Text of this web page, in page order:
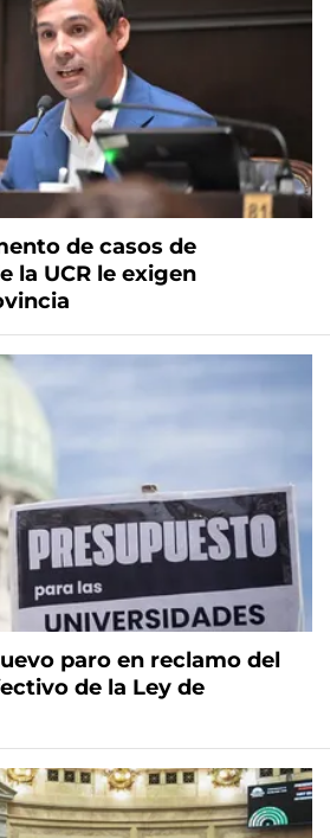
de casos de
la UCR le exigen
paro en reclamo del
de la Ley de